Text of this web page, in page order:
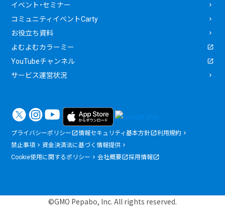
イベント・セミナー
コミュニティイベントCarty
お役立ち資料
よむよむカラーミー
YouTubeチャンネル
サービス運営状況
プライバシーポリシー 情報セキュリティ基本方針
利用規約
禁止事項
資金決済法に基づく情報提供
Cookie使用に関するポリシー
会社概要 採用情報
©GMO Pepabo, Inc. All rights reserved.